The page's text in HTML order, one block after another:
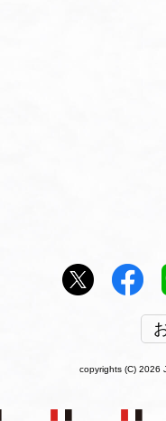
copyrights (C) 2026